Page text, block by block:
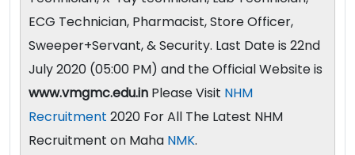
ECG Technician, Pharmacist, Store Officer,
Sweeper+Servant, & Security. Last Date is 22nd
July 2020 (05:00 PM) and the Official Website is
www.vmgmc.edu.in Please Visit NHM
Recruitment 2020 For All The Latest NHM
Recruitment on Maha NMK.